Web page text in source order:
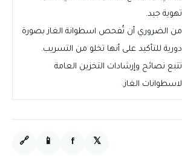
تهوية جيد.
من الضروري أن تُفحص اسطوانة الغاز بصورة
دورية للتأكيد على أنها تخلو من التسريب.
تتبع نصائح وإرشادات التخزين العامة
لاسطوانات الغاز.
𝕏
f
📱
🔗